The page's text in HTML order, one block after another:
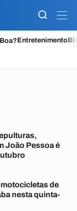
Entretenimento
João Pessoa é
de
nesta quinta-